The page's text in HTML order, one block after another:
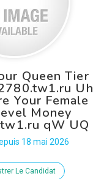
Queen Tier
Uh
Your Female
Money
qW UQ
18 mai 2026
Le Candidat